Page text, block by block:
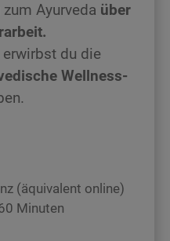
zum Ayurveda über
du die
Wellness-
(äquivalent online)
Minuten